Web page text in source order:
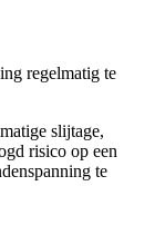
regelmatig te
slijtage,
risico op een
te